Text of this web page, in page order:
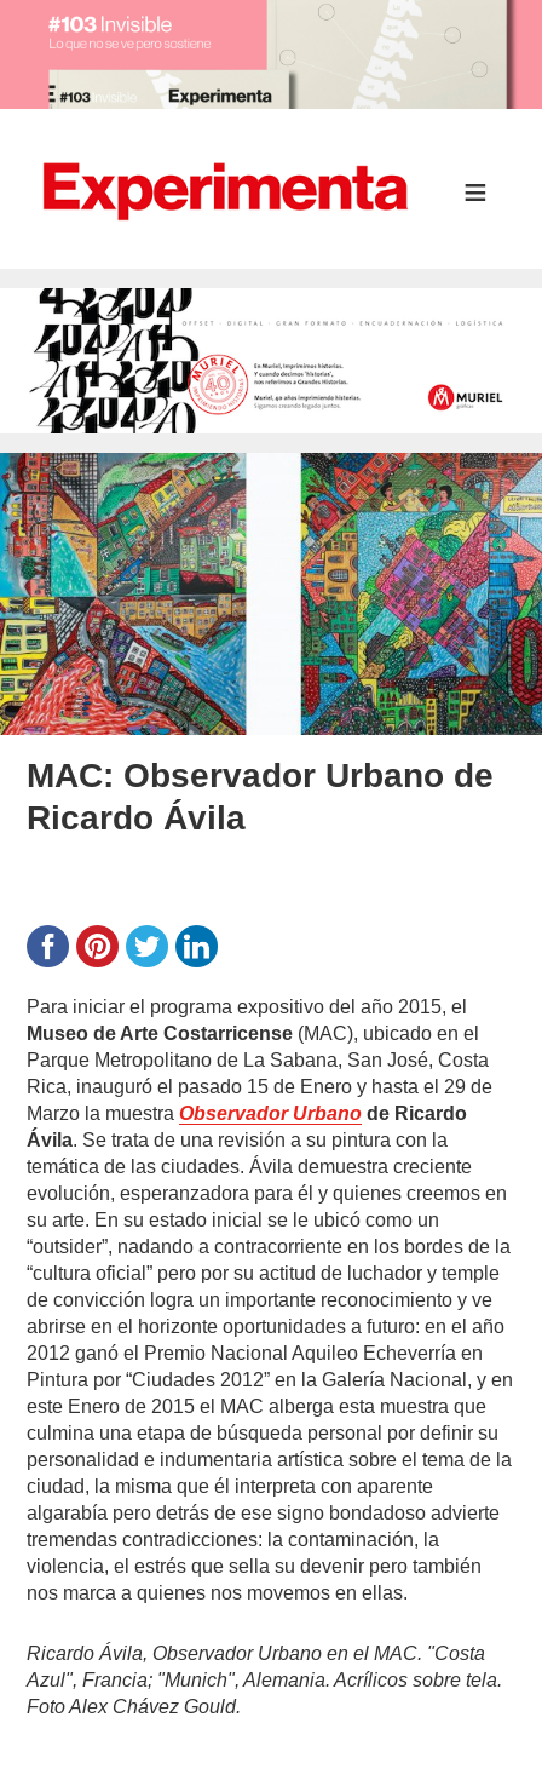
MAC: Observador Urbano de
Ricardo Ávila
Para iniciar el programa expositivo del año 2015, el
Museo de Arte Costarricense (MAC), ubicado en el
Parque Metropolitano de La Sabana, San José, Costa
Rica, inauguró el pasado 15 de Enero y hasta el 29 de
Marzo la muestraObservador Urbano de Ricardo
Ávila. Se trata de una revisión a su pintura con la
temática de las ciudades. Ávila demuestra creciente
evolución, esperanzadora para él y quienes creemos en
su arte. En su estado inicial se le ubicó como un
“outsider”, nadando a contracorriente en los bordes de la
“cultura oficial” pero por su actitud de luchador y temple
de convicción logra un importante reconocimiento y ve
abrirse en el horizonte oportunidades a futuro: en el año
2012 ganó el Premio Nacional Aquileo Echeverría en
Pintura por “Ciudades 2012” en la Galería Nacional, y en
este Enero de 2015 el MAC alberga esta muestra que
culmina una etapa de búsqueda personal por definir su
personalidad e indumentaria artística sobre el tema de la
ciudad, la misma que él interpreta con aparente
algarabía pero detrás de ese signo bondadoso advierte
tremendas contradicciones: la contaminación, la
violencia, el estrés que sella su devenir pero también
nos marca a quienes nos movemos en ellas.
Ricardo Ávila, Observador Urbano en el MAC. "Costa
Azul", Francia; "Munich", Alemania. Acrílicos sobre tela.
Foto Alex Chávez Gould.